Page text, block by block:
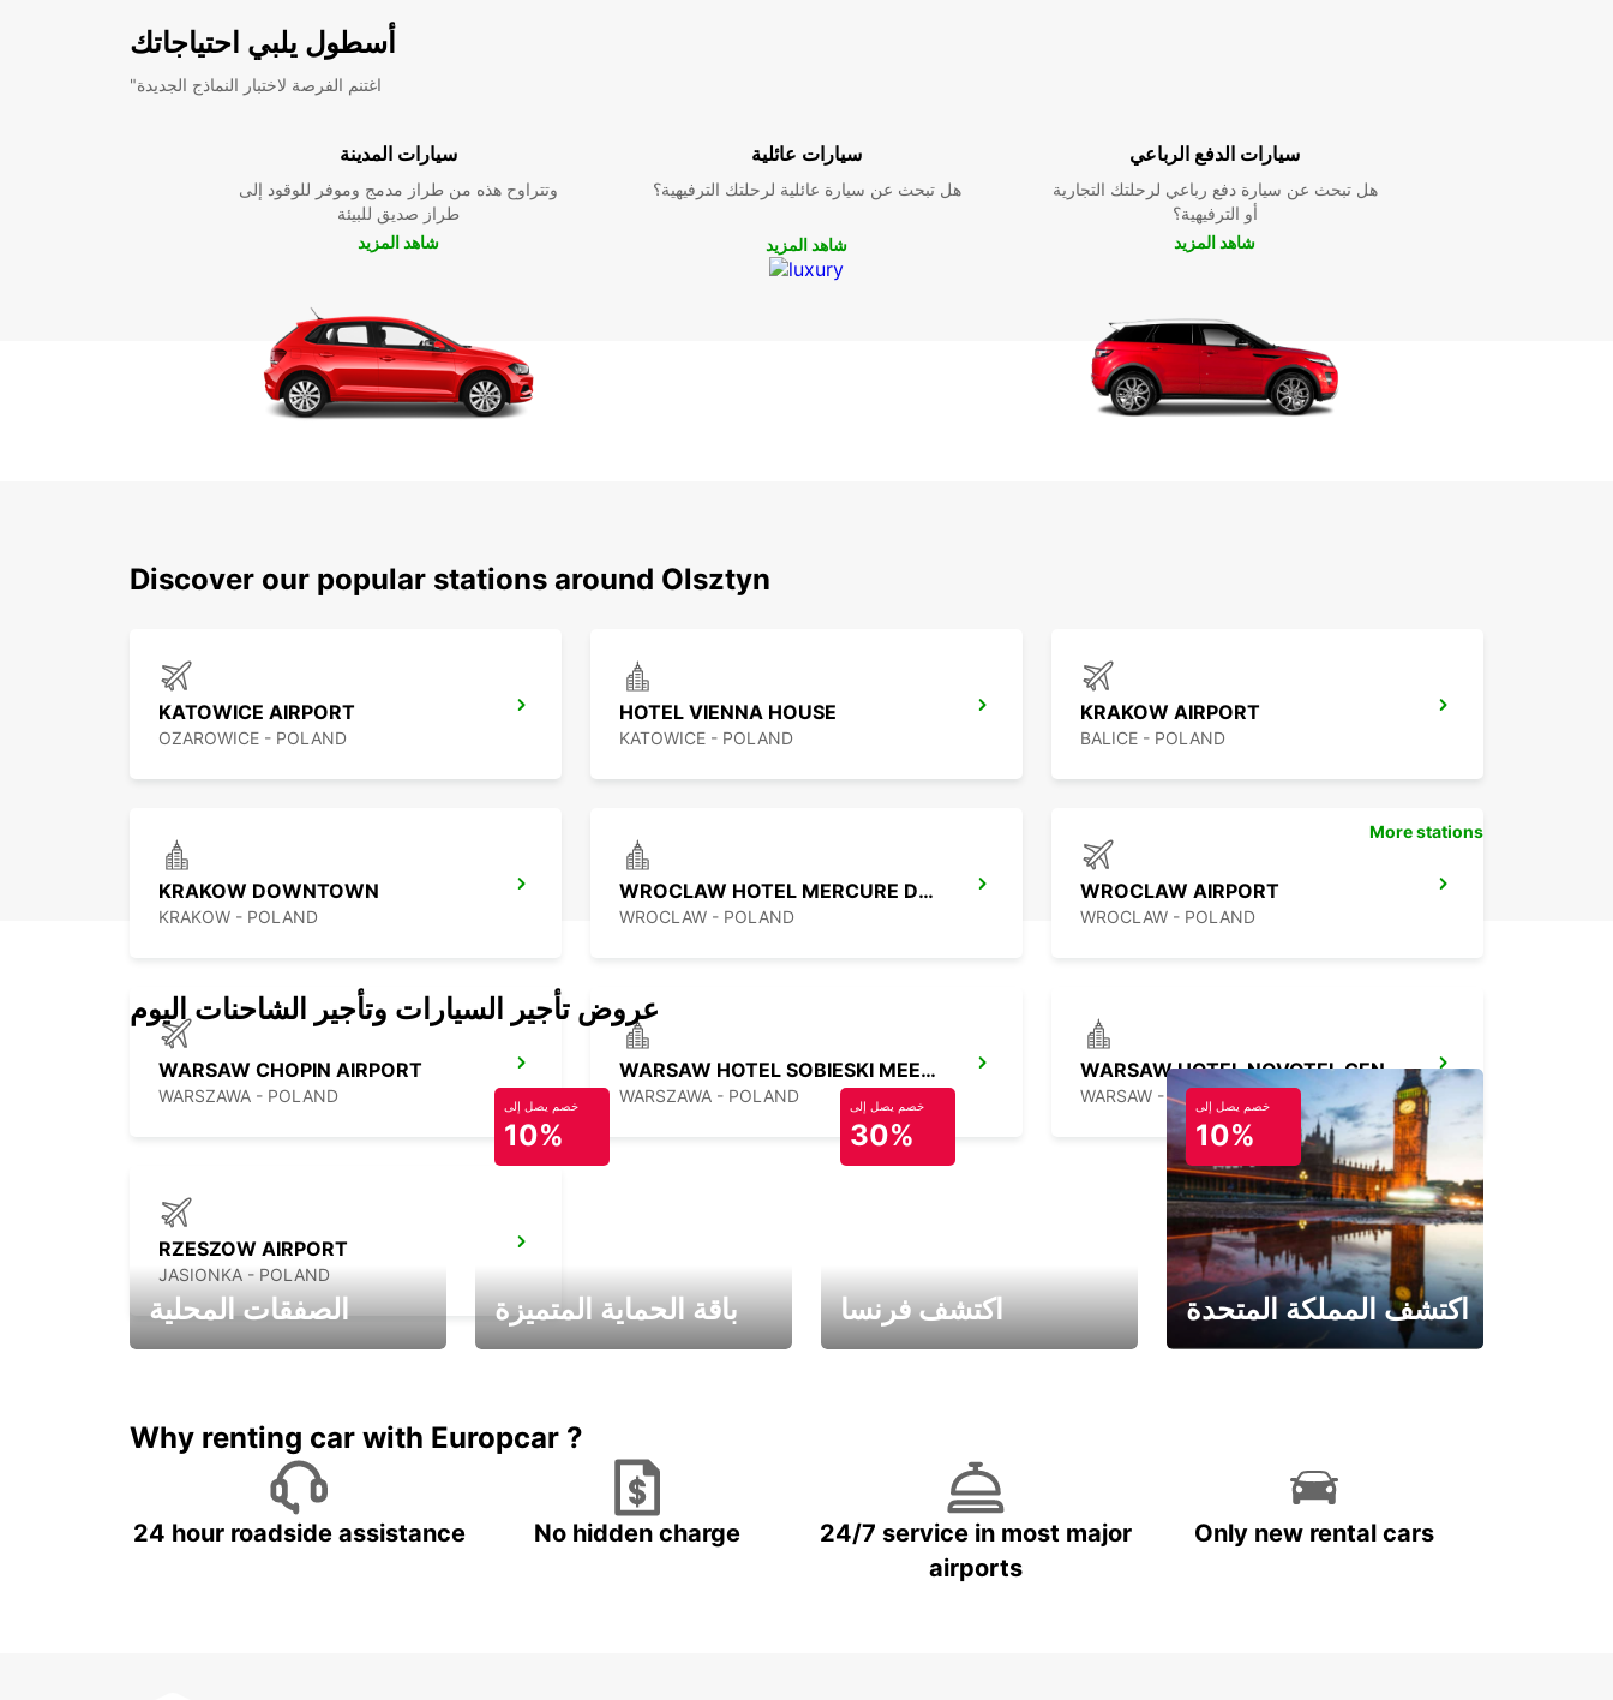
أسطول يلبي احتياجاتك
"اغتنم الفرصة لاختبار النماذج الجديدة
سيارات المدينة
وتتراوح هذه من طراز مدمج وموفر للوقود إلى
طراز صديق للبيئة
شاهد المزيد
سيارات عائلية
هل تبحث عن سيارة عائلية لرحلتك الترفيهية؟
شاهد المزيد
سيارات الدفع الرباعي
هل تبحث عن سيارة دفع رباعي لرحلتك التجارية
أو الترفيهية؟
شاهد المزيد
Discover our popular stations around Olsztyn
KATOWICE AIRPORT
OZAROWICE - POLAND
HOTEL VIENNA HOUSE
KATOWICE - POLAND
KRAKOW AIRPORT
BALICE - POLAND
KRAKOW DOWNTOWN
KRAKOW - POLAND
WROCLAW HOTEL MERCURE DOWNTOWN MP
WROCLAW - POLAND
WROCLAW AIRPORT
WROCLAW - POLAND
WARSAW CHOPIN AIRPORT
WARSZAWA - POLAND
WARSAW HOTEL SOBIESKI MEETING POINT
WARSZAWA - POLAND
WARSAW HOTEL NOVOTEL CENTRUM MPOINT
WARSAW - POLAND
RZESZOW AIRPORT
JASIONKA - POLAND
More stations
عروض تأجير السيارات وتأجير الشاحنات اليوم
الصفقات المحلية
خصم يصل إلى
10%
باقة الحماية المتميزة
خصم يصل إلى
30%
اكتشف فرنسا
خصم يصل إلى
10%
اكتشف المملكة المتحدة
Why renting car with Europcar ?
24 hour roadside assistance No hidden charge
24/7 service in most major
airports
Only new rental cars